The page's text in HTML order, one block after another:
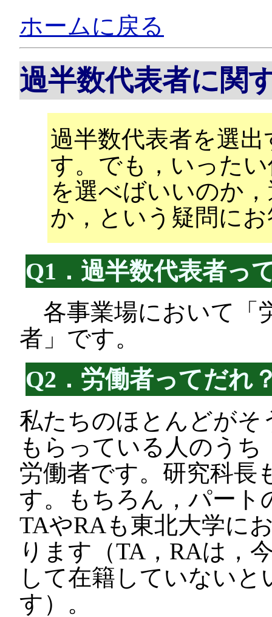
ホームに戻る
過半数代表者に関
過半数代表者を選
す。でも，いった
を選べばいいのか
か，という疑問に
Q1．過半数代表者っ
各事業場において「
者」です。
Q2．労働者ってだれ
私たちのほとんどがそ
もらっている人のう
労働者です。研究科長
す。もちろん，パート
TAやRAも東北大学に
ります（TA，RAは，
して在籍していない
す）。